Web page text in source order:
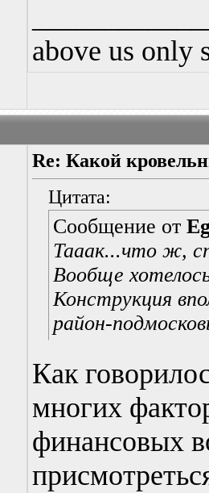
above us only
Re: Какой
Цитата:
Сообщение от
Тааак...что ж,
Вообще
Конструкция
район-
Как
многих
финансовых